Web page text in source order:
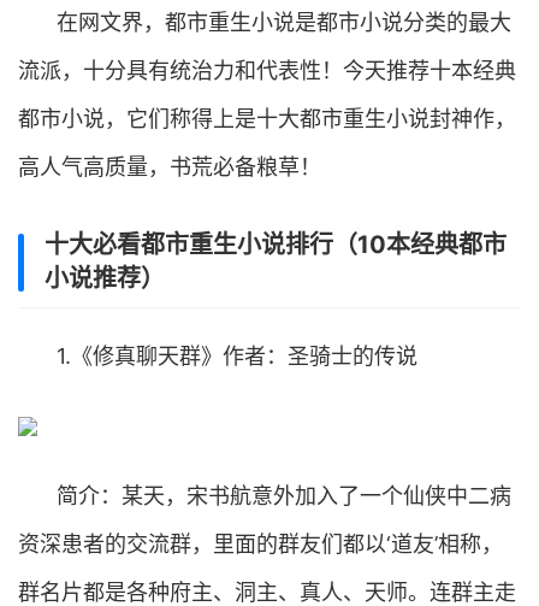
在网文界，都市重生小说是都市小说分类的最大
流派，十分具有统治力和代表性！今天推荐十本经典
都市小说，它们称得上是十大都市重生小说封神作，
高人气高质量，书荒必备粮草！
十大必看都市重生小说排行（10本经典都市
小说推荐）
1.《修真聊天群》作者：圣骑士的传说
简介：某天，宋书航意外加入了一个仙侠中二病
资深患者的交流群，里面的群友们都以‘道友’相称，
群名片都是各种府主、洞主、真人、天师。连群主走